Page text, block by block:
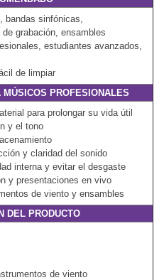
bandas sinfónicas,
grabación, ensambles
estudiantes avanzados,
de limpiar
PROFESIONALES
para prolongar su vida útil
y el tono
y claridad del sonido
interna y evitar el desgaste
y presentaciones en vivo
de viento y ensambles
DEL PRODUCTO
de viento